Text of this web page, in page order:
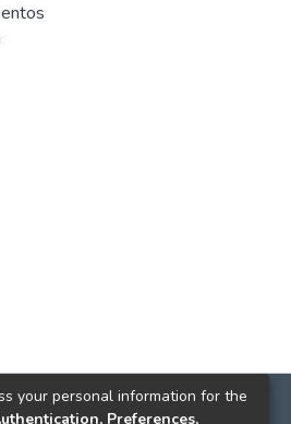
your personal information for the
Preferences,